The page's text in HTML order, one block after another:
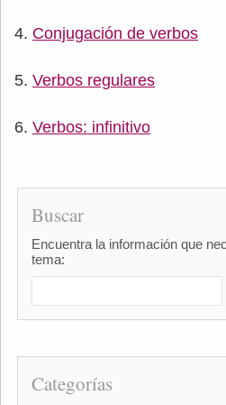
Conjugación de verbos
Verbos regulares
Verbos: infinitivo
Buscar
Encuentra la información que
tema:
Categorías